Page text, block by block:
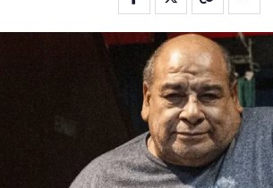
Flipboard
Reddit